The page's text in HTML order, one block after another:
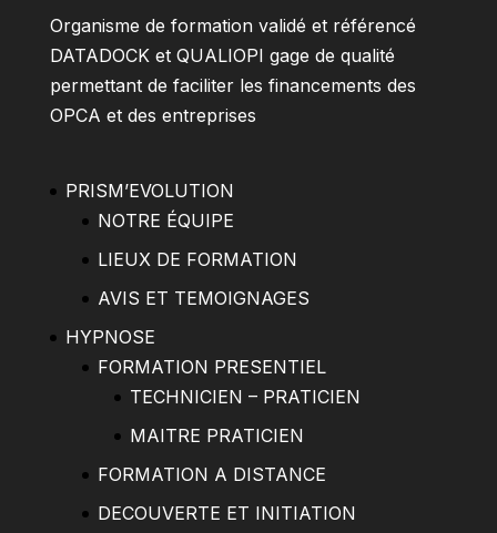
Organisme de formation validé et référencé
DATADOCK et QUALIOPI gage de qualité
permettant de faciliter les financements des
OPCA et des entreprises
PRISM’EVOLUTION
NOTRE ÉQUIPE
LIEUX DE FORMATION
AVIS ET TEMOIGNAGES
HYPNOSE
FORMATION PRESENTIEL
TECHNICIEN – PRATICIEN
MAITRE PRATICIEN
FORMATION A DISTANCE
DECOUVERTE ET INITIATION